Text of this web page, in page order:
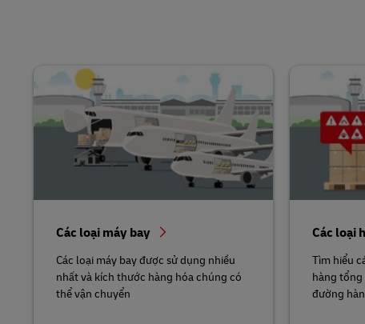
Các loại máy bay
Các loại máy bay được sử dụng nhiều
nhất và kích thước hàng hóa chúng có
thể vận chuyển
Các loại
Tìm hiểu
hàng tổng
đường